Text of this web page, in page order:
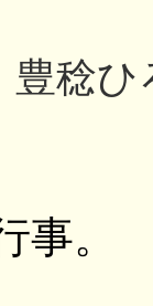
豊稔
事。